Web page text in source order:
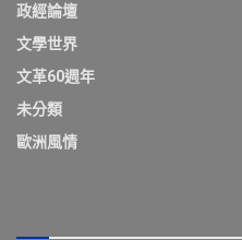
政經論壇
文學世界
文革60週年
未分類
歐洲風情